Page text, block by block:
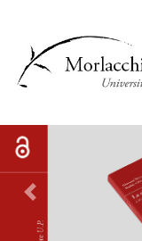
Previous